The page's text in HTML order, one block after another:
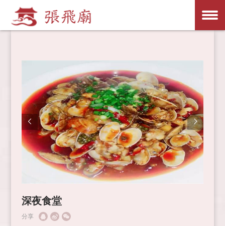
深夜食堂
分享